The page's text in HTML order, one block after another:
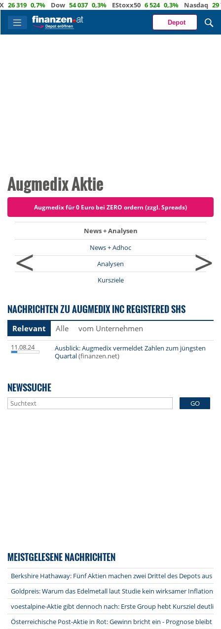
26 319 0,7% Dow 54 037 0,3% EStoxx50 6 524 0,3% Nasdaq 29
Depot
Augmedix Aktie
Augmedix für 0 Euro bei ZERO ordern (zzgl. Spreads)
<
News + Analysen
News + Adhoc
Analysen
Kursziele
>
NACHRICHTEN ZU AUGMEDIX INC REGISTERED SHS
Relevant Alle vom Unternehmen
11.08.24
Ausblick: Augmedix vermeldet Zahlen zum jüngsten
Quartal(finanzen.net)
NEWSSUCHE
GO
MEISTGELESENE NACHRICHTEN
Berkshire Hathaway: Fünf Aktien machen zwei Drittel des Depots aus
Goldpreis: Warum das Edelmetall laut Studie kein wirksamer
voestalpine-Aktie gibt dennoch nach: Erste Group hebt Kursziel
Österreichische Post-Aktie in Rot: Gewinn bricht ein - Prognose bleibt